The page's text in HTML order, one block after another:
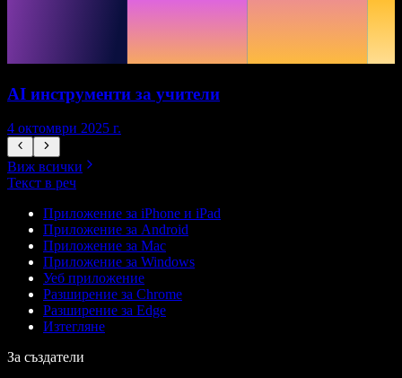
AI инструменти за учители
4 октомври 2025 г.
Виж всички
Текст в реч
Приложение за iPhone и iPad
Приложение за Android
Приложение за Mac
Приложение за Windows
Уеб приложение
Разширение за Chrome
Разширение за Edge
Изтегляне
За създатели